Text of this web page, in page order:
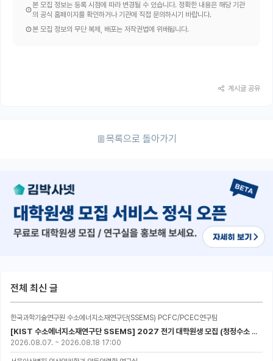
본 모집 정보는 등록 시점에 따라 변경될 수 있습니다. 정확한 내용은 해당 기관
의 공식 홈페이지를 확인하거나 기관에 직접 문의하시기 바랍니다.
본 모집 정보의 무단 복제, 배포는 저작권법에 위배됩니다.
게시글 공유
목록으로 돌아가기
전체 최신 글
한국과학기술연구원 수소에너지소재연구단(SSEMS) PCFC/PCEC연구팀
[KIST 수소에너지소재연구단 SSEMS] 2027 전기 대학원생 모집 (청정수소 생산/활용을 위한 프로톤 세라믹 전지)
2026.08.07. ~ 2026.08.18 17:00